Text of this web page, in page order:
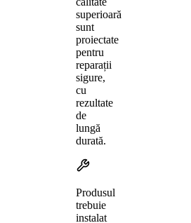
superioară
sunt
proiectate
pentru
reparații
sigure,
cu
rezultate
de
lungă
durată.
Produsul
trebuie
instalat